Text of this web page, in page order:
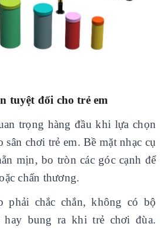
tuyệt đối cho trẻ em
trọng hàng đầu khi lựa chọn
chơi trẻ em. Bề mặt nhạc cụ
mịn, bo tròn các góc cạnh để
chấn thương.
phải chắc chắn, không có bộ
bung ra khi trẻ chơi đùa.